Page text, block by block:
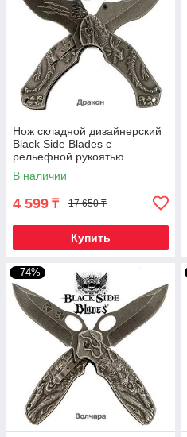
Нож складной дизайнерский
Black Side Blades с
рельефной рукоятью
(Дракон)
В наличии
4 599 ₸ 17 650 ₸
Купить
–74%